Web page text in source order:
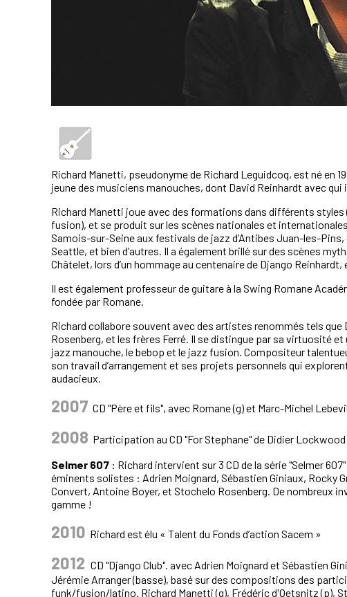
Richard Manetti, pseudonyme de Richard Leguidcoq, est né en
jeune des musiciens manouches, dont David Reinhardt avec
Richard Manetti joue avec des formations dans différents
fusion), et se produit sur les scènes nationales et
Samois-sur-Seine aux festivals de jazz d’Antibes Juan-les-
Seattle, et bien d’autres. Il a également brillé sur des scènes
Châtelet, lors d’un hommage au centenaire de Django Reinhardt,
Il est également professeur de guitare à la Swing Romane
fondée par Romane.
Richard collabore souvent avec des artistes renommés tels
Rosenberg, et les frères Ferré. Il se distingue par sa virtuosité
jazz manouche, le bebop et le jazz fusion. Compositeur
son travail d’arrangement et ses projets personnels qui
audacieux.
2007 CD "Père et fils", avec Romane (g) et Marc-Michel
2008 Participation au CD "For Stephane" de Didier
Selmer 607 : Richard intervient sur 3 CD de la série "Selmer
éminents solistes : Adrien Moignard, Sébastien Giniaux, Rocky
Convert, Antoine Boyer, et Stochelo Rosenberg. De nombreux
gamme !
2010 Richard est élu « Talent du Fonds d’action Sacem »
2012 CD "Django Club". avec Adrien Moignard et Sébastien
Jérémie Arranger (basse), basé sur des compositions des
funk/fusion/latino. Richard Manetti (g), Frédéric d'Oetsnitz (p),